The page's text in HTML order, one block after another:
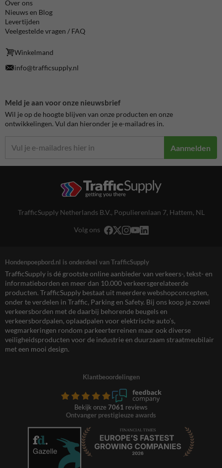
Over ons
Nieuws en Blog
Levertijden
Veelgestelde vragen / FAQ
Winkelmand
info@trafficsupply.nl
Meld je aan voor onze nieuwsbrief
Wil je op de hoogte blijven van onze producten en onze
ontwikkelingen. Vul dan hieronder je e-mailadres in.
Aanmelden
TrafficSupply Netherlands B.V., Populierenlaan 7, Hattem, NL
Volg ons
Hondenpoepbord.nl is onderdeel van TrafficSupply
TrafficSupply is dé grootste online aanbieder van verkeers-, tekst- en
informatieborden en meer dan 10.000 verkeersgerelateerde
producten. TrafficSupply bestaat uit meerdere webshopconcepten,
onder te verdelen in Traffic, Parking en Safety. Bij ons koop je zowel
verkeersborden met de daarbij behorende beugels en
verkeersbordpalen, oplaadpalen voor elektrische auto’s,
wegmarkeringen rondom parkeerterreinen maar ook diverse
veiligheidsproducten voor de industrie en duurzaam straatmeubilair
met een mooi design.
Klantbeoordelingen
Bekijk onze 7061 reviews
Ontvanger prestigieuze awards